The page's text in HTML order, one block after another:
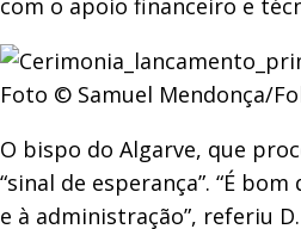
com o apoio financeiro e
Foto © Samuel Mendonça/
O bispo do Algarve, que
“sinal de esperança”. “É
e à administração”, referiu